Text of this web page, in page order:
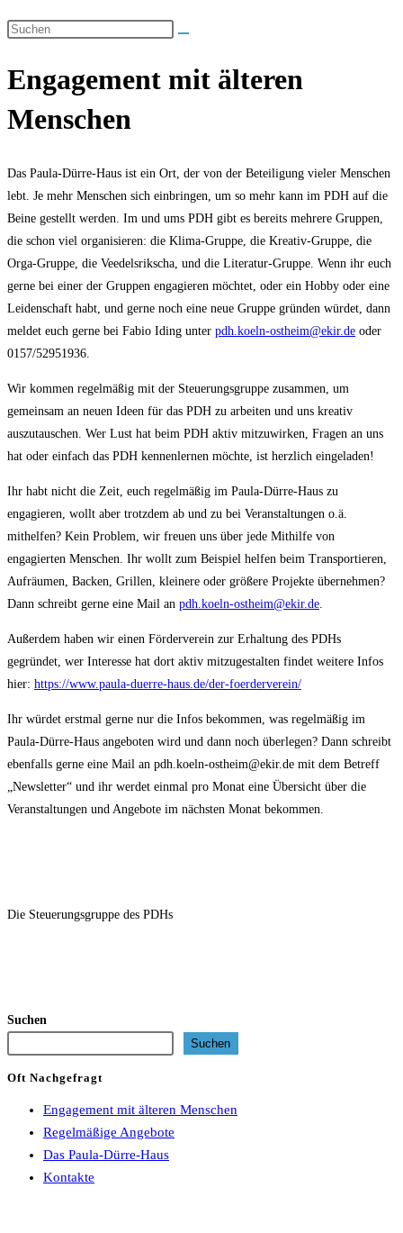
umschalten
Engagement mit älteren
Menschen
Das Paula-Dürre-Haus ist ein Ort, der von der Beteiligung vieler Menschen
lebt. Je mehr Menschen sich einbringen, um so mehr kann im PDH auf die
Beine gestellt werden. Im und ums PDH gibt es bereits mehrere Gruppen,
die schon viel organisieren: die Klima-Gruppe, die Kreativ-Gruppe, die
Orga-Gruppe, die Veedelsrikscha, und die Literatur-Gruppe. Wenn ihr euch
gerne bei einer der Gruppen engagieren möchtet, oder ein Hobby oder eine
Leidenschaft habt, und gerne noch eine neue Gruppe gründen würdet, dann
meldet euch gerne bei Fabio Iding unter pdh.koeln-ostheim@ekir.de oder
0157/52951936.
Wir kommen regelmäßig mit der Steuerungsgruppe zusammen, um
gemeinsam an neuen Ideen für das PDH zu arbeiten und uns kreativ
auszutauschen. Wer Lust hat beim PDH aktiv mitzuwirken, Fragen an uns
hat oder einfach das PDH kennenlernen möchte, ist herzlich eingeladen!
Ihr habt nicht die Zeit, euch regelmäßig im Paula-Dürre-Haus zu
engagieren, wollt aber trotzdem ab und zu bei Veranstaltungen o.ä.
mithelfen? Kein Problem, wir freuen uns über jede Mithilfe von
engagierten Menschen. Ihr wollt zum Beispiel helfen beim Transportieren,
Aufräumen, Backen, Grillen, kleinere oder größere Projekte übernehmen?
Dann schreibt gerne eine Mail an pdh.koeln-ostheim@ekir.de.
Außerdem haben wir einen Förderverein zur Erhaltung des PDHs
gegründet, wer Interesse hat dort aktiv mitzugestalten findet weitere Infos
hier: https://www.paula-duerre-haus.de/der-foerderverein/
Ihr würdet erstmal gerne nur die Infos bekommen, was regelmäßig im
Paula-Dürre-Haus angeboten wird und dann noch überlegen? Dann schreibt
ebenfalls gerne eine Mail an pdh.koeln-ostheim@ekir.de mit dem Betreff
„Newsletter“ und ihr werdet einmal pro Monat eine Übersicht über die
Veranstaltungen und Angebote im nächsten Monat bekommen.
Die Steuerungsgruppe des PDHs
Suchen
Suchen
Oft Nachgefragt
Engagement mit älteren Menschen
Regelmäßige Angebote
Das Paula-Dürre-Haus
Kontakte